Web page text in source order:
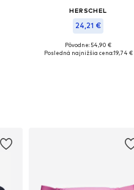
HERSCHEL
24,21 €
+3
Dostupné veľkosti: One Size
Pôvodne: 54,90 €
Posledná najnižšia cena:19,74 €